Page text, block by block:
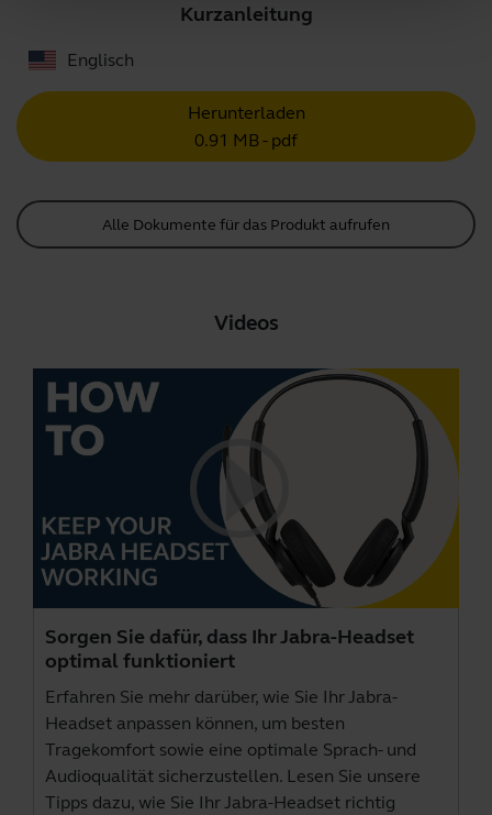
Kurzanleitung
Englisch
Herunterladen
0.91 MB - pdf
Alle Dokumente für das Produkt aufrufen
Videos
Sorgen Sie dafür, dass Ihr Jabra-Headset
optimal funktioniert
Erfahren Sie mehr darüber, wie Sie Ihr Jabra-
Headset anpassen können, um besten
Tragekomfort sowie eine optimale Sprach- und
Audioqualität sicherzustellen. Lesen Sie unsere
Tipps dazu, wie Sie Ihr Jabra-Headset richtig